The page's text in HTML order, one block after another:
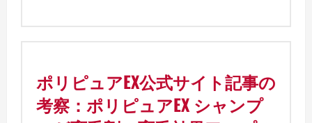
ポリピュアEX公式サイト記事の
考察：ポリピュアEX シャンプ